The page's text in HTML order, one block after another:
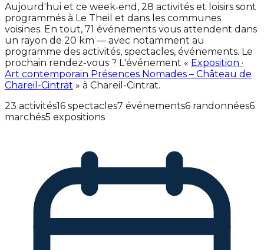
Aujourd'hui et ce week‑end, 28 activités et loisirs sont
programmés à Le Theil et dans les communes
voisines. En tout, 71 événements vous attendent dans
un rayon de 20 km — avec notamment au
programme des activités, spectacles, événements. Le
prochain rendez-vous ? L'événement « Exposition ·
Art contemporain Présences Nomades – Château de
Chareil-Cintrat » à Chareil-Cintrat.
23 activités16 spectacles7 événements6 randonnées6
marchés5 expositions